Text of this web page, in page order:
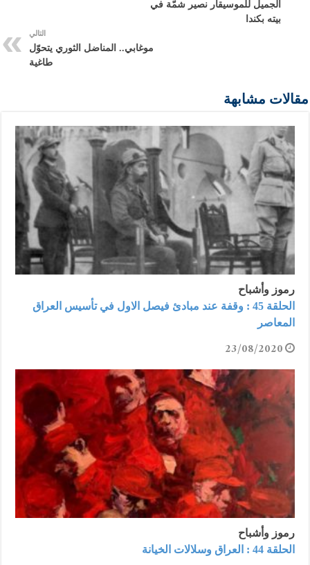
الجميل للموسيقار نصير شمّة في
بيته بكندا
التالي
موغابي.. المناضل الثوري يتحوّل
طاغية
مقالات مشابهة
رموز وأشباح
الحلقة 45 : وقفة عند مبادئ فيصل الاول في تأسيس العراق
المعاصر
23/08/2020
رموز وأشباح
الحلقة 44 : العراق وسلالات الخيانة